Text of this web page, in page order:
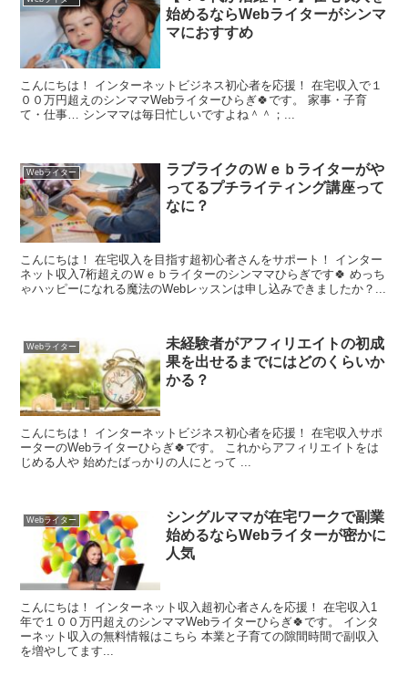
始めるならWebライターがシンマ
マにおすすめ
こんにちは！ インターネットビジネス初心者を応援！ 在宅収入で１
００万円超えのシンママWebライターひらぎ🍀です。 家事・子育
て・仕事… シンママは毎日忙しいですよね＾＾；...
Webライター
ラブライクのＷｅｂライターがや
ってるプチライティング講座って
なに？
こんにちは！ 在宅収入を目指す超初心者さんをサポート！ インター
ネット収入7桁超えのＷｅｂライターのシンママひらぎです🍀 めっち
ゃハッピーになれる魔法のWebレッスンは申し込みできましたか？...
Webライター
未経験者がアフィリエイトの初成
果を出せるまでにはどのくらいか
かる？
こんにちは！ インターネットビジネス初心者を応援！ 在宅収入サポ
ーターのWebライターひらぎ🍀です。 これからアフィリエイトをは
じめる人や 始めたばっかりの人にとって ...
Webライター
シングルママが在宅ワークで副業
始めるならWebライターが密かに
人気
こんにちは！ インターネット収入超初心者さんを応援！ 在宅収入1
年で１００万円超えのシンママWebライターひらぎ🍀です。 インタ
ーネット収入の無料情報はこちら 本業と子育ての隙間時間で副収入
を増やしてます...